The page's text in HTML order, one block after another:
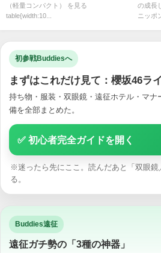
（軽量コンパクト） を見る
table{width:10...
の成長
ニッポ
初参戦Buddiesへ
まずはこれだけ見て：櫻坂46ラ
持ち物・服装・双眼鏡・遠征ホテル・マナ
備を全部まとめた。
✅ 初心者完全ガイドを開く
※迷ったら先にここ。読んだあと「双眼鏡
る。
Buddies遠征
遠征ガチ勢の「3種の神器」